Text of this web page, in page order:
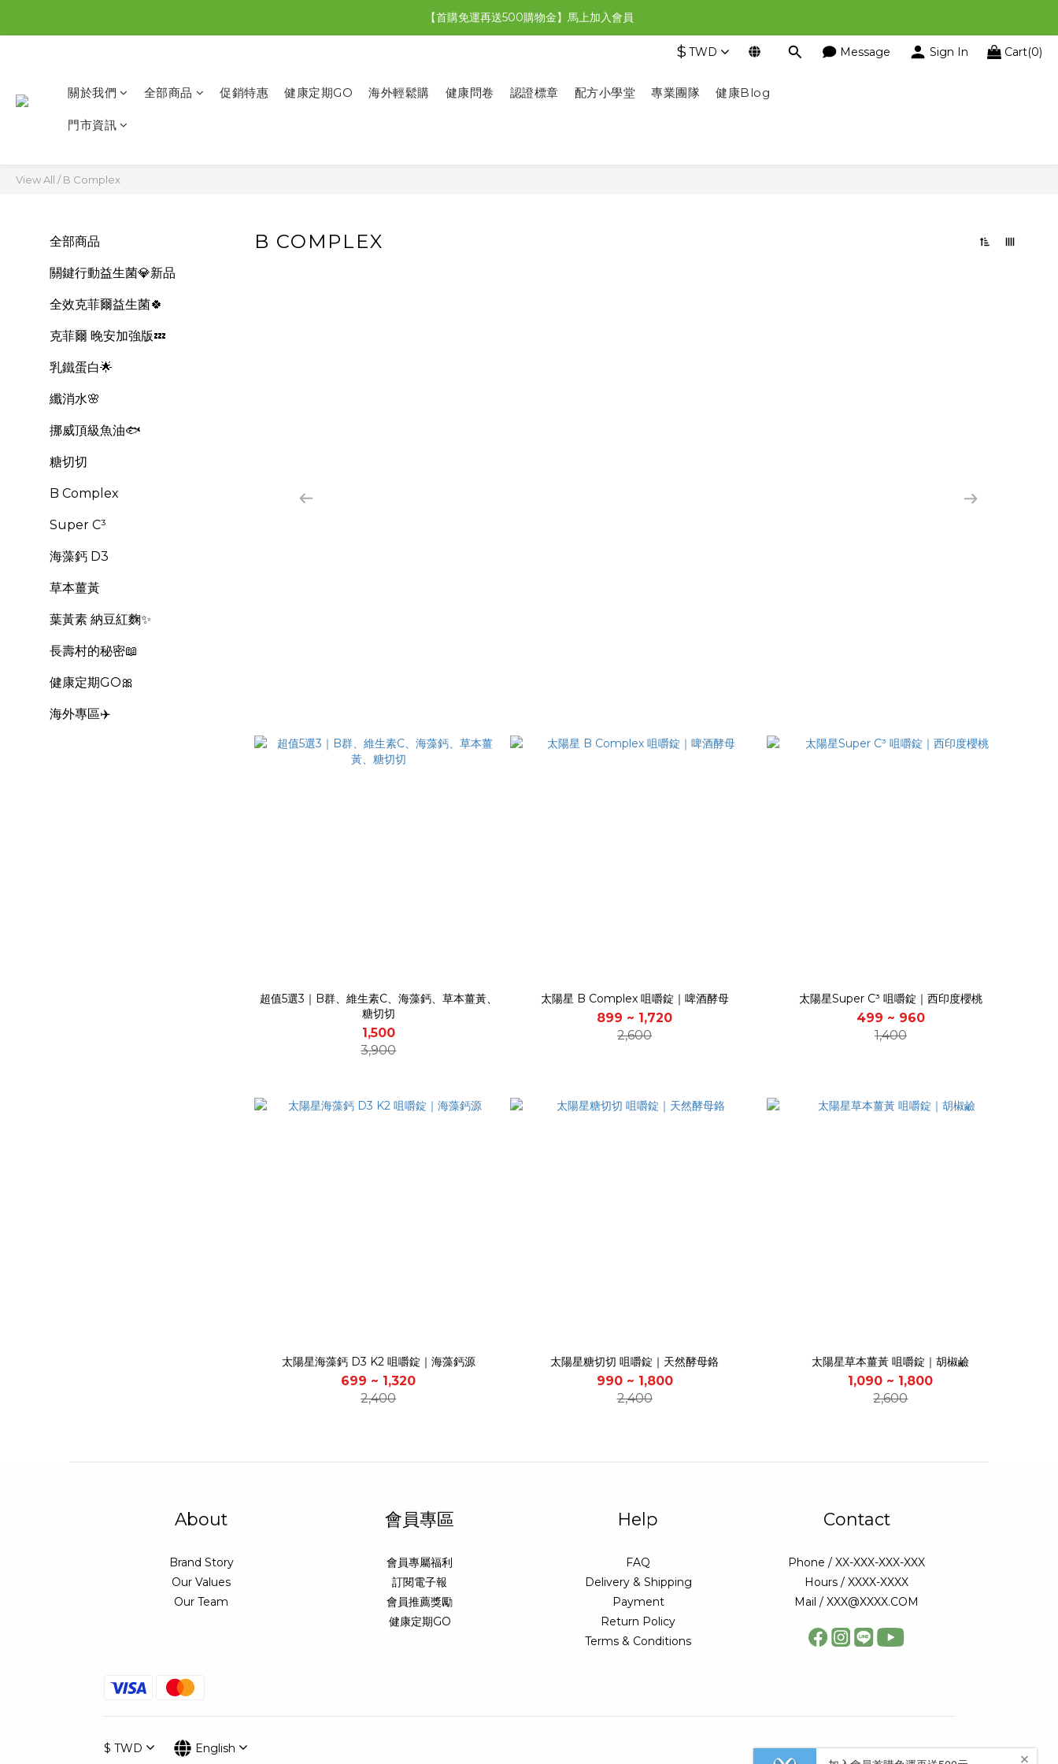
【限時特惠】全館滿1,000送500購物金！
【首購免運再送500購物金】馬上加入會員
$ TWD Message Sign In Cart(0)
關於我們 全部商品 促銷特惠 健康定期GO 海外輕鬆購 健康問卷 認證標章 配方小學堂 專業團隊 健康Blog
門市資訊
View All /B Complex
全部商品
關鍵行動益生菌💎新品
全效克菲爾益生菌🍀
克菲爾 晚安加強版💤
乳鐵蛋白🌟
纖消水🌸
挪威頂級魚油🐟
糖切切
B Complex
Super C³
海藻鈣 D3
草本薑黃
葉黃素 納豆紅麴✨
長壽村的秘密📖
健康定期GO🎀
海外專區✈️
B COMPLEX
超值5選3｜B群、維生素C、海藻鈣、草本薑黃、
糖切切
1,500
3,900
太陽星 B Complex 咀嚼錠｜啤酒酵母
899 ~ 1,720
2,600
太陽星Super C³ 咀嚼錠｜西印度櫻桃
499 ~ 960
1,400
太陽星海藻鈣 D3 K2 咀嚼錠｜海藻鈣源
699 ~ 1,320
2,400
太陽星糖切切 咀嚼錠｜天然酵母鉻
990 ~ 1,800
2,400
太陽星草本薑黃 咀嚼錠｜胡椒鹼
1,090 ~ 1,800
2,600
About
Brand Story
Our Values
Our Team
會員專區
會員專屬福利
訂閱電子報
會員推薦獎勵
健康定期GO
Help
FAQ
Delivery & Shipping
Payment
Return Policy
Terms & Conditions
Contact
Phone / XX-XXX-XXX-XXX
Hours / XXXX-XXXX
Mail / XXX@XXXX.COM
$ TWD English